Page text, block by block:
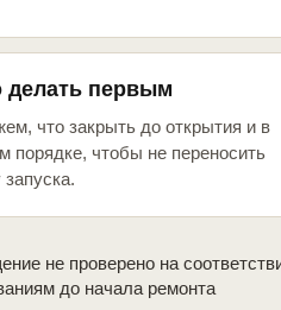
делать первым
что закрыть до открытия и в
порядке, чтобы не переносить
запуска.
не проверено на
до начала ремонта